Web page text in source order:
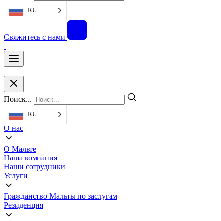
RU
Свяжитесь с нами
Поиск...
RU
О нас
О Мальте
Наша компания
Наши сотрудники
Услуги
Гражданство Мальты по заслугам
Резиденция